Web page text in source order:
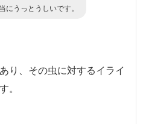
にうっとうしいです。
り、その虫に対するイライ
。